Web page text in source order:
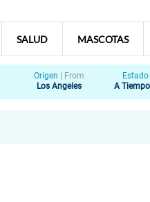
SALUD MASCOTAS
Origen
From
Los Angeles
Estado
A